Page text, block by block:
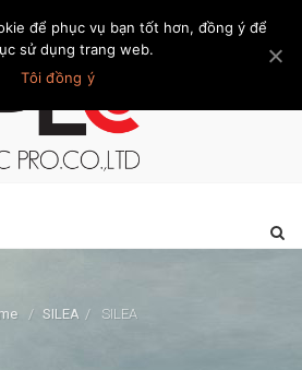
Khách hàng Liên hệ Thành viên
/ SILEA / SILEA
để phục vụ bạn tốt hơn, đồng ý để
sử dụng trang web.
Tôi đồng ý